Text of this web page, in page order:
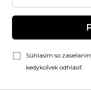
Súhlasím so
kedykoľvek odhlásiť.